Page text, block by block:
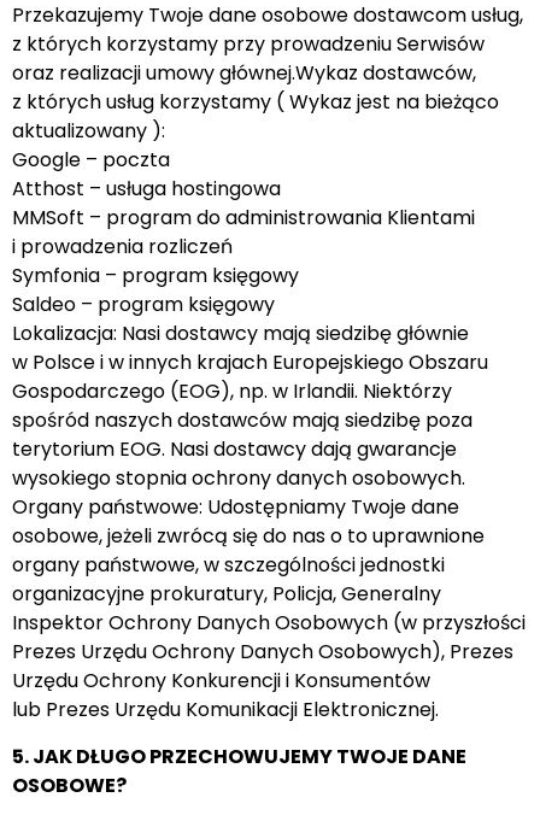
Przekazujemy Twoje dane osobowe dostawcom usług,
z których korzystamy przy prowadzeniu Serwisów
oraz realizacji umowy głównej.Wykaz dostawców,
z których usług korzystamy ( Wykaz jest na bieżąco
aktualizowany ):
Google – poczta
Atthost – usługa hostingowa
MMSoft – program do administrowania Klientami
i prowadzenia rozliczeń
Symfonia – program księgowy
Saldeo – program księgowy
Lokalizacja: Nasi dostawcy mają siedzibę głównie
w Polsce i w innych krajach Europejskiego Obszaru
Gospodarczego (EOG), np. w Irlandii. Niektórzy
spośród naszych dostawców mają siedzibę poza
terytorium EOG. Nasi dostawcy dają gwarancje
wysokiego stopnia ochrony danych osobowych.
Organy państwowe: Udostępniamy Twoje dane
osobowe, jeżeli zwrócą się do nas o to uprawnione
organy państwowe, w szczególności jednostki
organizacyjne prokuratury, Policja, Generalny
Inspektor Ochrony Danych Osobowych (w przyszłości
Prezes Urzędu Ochrony Danych Osobowych), Prezes
Urzędu Ochrony Konkurencji i Konsumentów
lub Prezes Urzędu Komunikacji Elektronicznej.
5. JAK DŁUGO PRZECHOWUJEMY TWOJE DANE
OSOBOWE?